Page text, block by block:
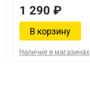
1 290 ₽
Наличие в магазинах